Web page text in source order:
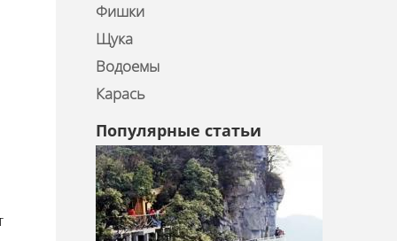
Фишки
Щука
Водоемы
Карась
Популярные статьи